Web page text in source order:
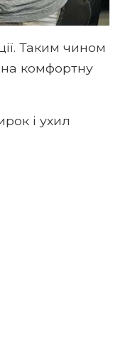
Таким чином
на комфортну
і ухил